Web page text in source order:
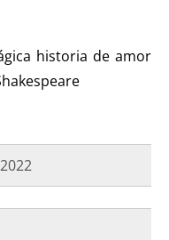
historia de amor